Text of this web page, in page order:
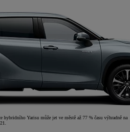
hybridního Yarisu může jet ve městě až 77 % času výhradně na